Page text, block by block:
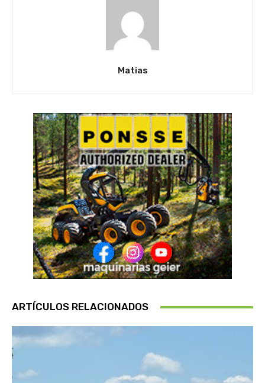
Matias
ARTÍCULOS RELACIONADOS